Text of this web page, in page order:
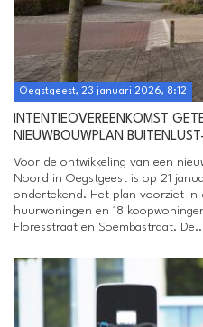
Oegstgeest, 23 januari 2026, 8:12
INTENTIEOVEREENKOMST
NIEUWBOUWPLAN
Voor de ontwikkeling van een
Noord in Oegstgeest is op 21
ondertekend. Het plan voorziet in
huurwoningen en 18
Floresstraat en Soembastraat.